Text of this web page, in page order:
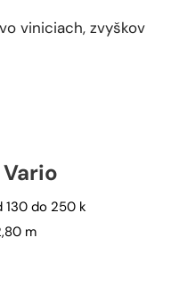
viniciach, zvyškov
130 do 250 k
m